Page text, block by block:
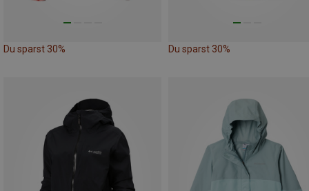
Du sparst 30% Du sparst 30%